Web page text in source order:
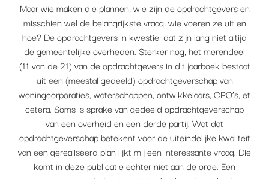
Maar wie maken die plannen, wie zijn de opdrachtgevers en
misschien wel de belangrijkste vraag: wie voeren ze uit en
hoe? De opdrachtgevers in kwestie: dat zijn lang niet altijd
de gemeentelijke overheden. Sterker nog, het merendeel
(11 van de 21) van de opdrachtgevers in dit jaarboek bestaat
uit een (meestal gedeeld) opdrachtgeverschap van
woningcorporaties, waterschappen, ontwikkelaars, CPO’s, et
cetera. Soms is sprake van gedeeld opdrachtgeverschap
van een overheid en een derde partij. Wat dat
opdrachtgeverschap betekent voor de uiteindelijke kwaliteit
van een gerealiseerd plan lijkt mij een interessante vraag. Die
komt in deze publicatie echter niet aan de orde. Een